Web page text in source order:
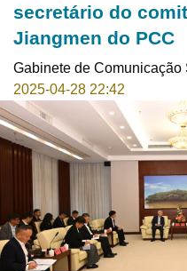
secretário do
Jiangmen do PCC
Gabinete de Comunicação
2025-04-28 22:42